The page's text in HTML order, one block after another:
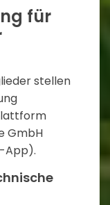
für
stellen
GmbH
App).